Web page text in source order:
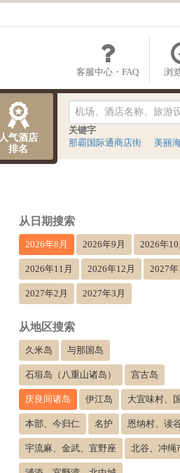
客服中心・FAQ 浏
人气酒店
排名
关键字
那霸国际通商店街
美丽
从日期搜索
2026年8月 2026年9月 2026年10
2026年11月 2026年12月 2027年
2027年2月 2027年3月
从地区搜索
久米岛 与那国岛
石垣岛（八重山诸岛） 宫古岛
庆良间诸岛 伊江岛 大宜味村、
本部、今归仁 名护 恩纳村、读
宇流麻、金武、宜野座 北谷、冲绳